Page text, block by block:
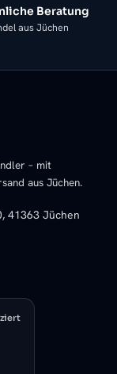
Beratung
aus Jüchen
– mit
aus Jüchen.
41363 Jüchen